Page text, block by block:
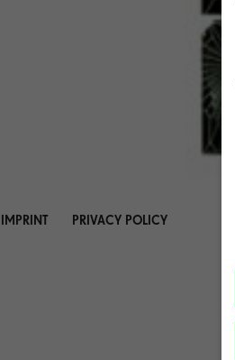
IMPRINT PRIVACY POLICY